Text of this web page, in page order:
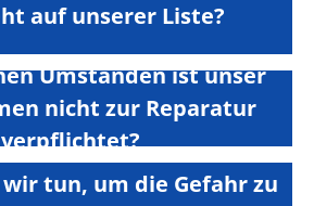
auf unserer Liste?
Umständen ist unser
nicht zur Reparatur
verpflichtet?
wir tun, um die Gefahr zu